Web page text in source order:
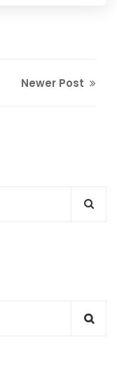
Newer Post